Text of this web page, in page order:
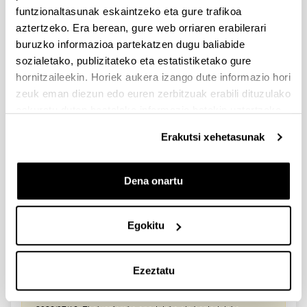
funtzionaltasunak eskaintzeko eta gure trafikoa
aztertzeko. Era berean, gure web orriaren erabilerari
buruzko informazioa partekatzen dugu baliabide
sozialetako, publizitateko eta estatistiketako gure
hornitzaileekin. Horiek aukera izango dute informazio hori
zeuk eman diezun edo euren zerbitzuak erabili dituzulako
Erakutsi xehetasunak
Dena onartu
Egokitu
Ezeztatu
2026/03/25. Onartutako eta baztertutako eskabideen behin-
behineko zerrendako akatsen zuzenketa - 2026/03/23-
Onartuak izan diren eta akatsen bat zuzendu behar duten
eskaeren behin-behineko zerrenda. Alegazioak aurkezteko
epea: 2026/03/24tik 2026/04/09rarte. (biak barne)
Zientzia, Teknologia eta Berrikuntza arloetako kultura
sustatzeko laguntzen deialdia (FECYT) 2026
Aurkezteko epea zabalik: 2026/07/01 - 2026/09/16 13:00
Dokumentazioa bidaltzeko barne-epea: bakarkako
2026/09/11
PROGRAMME 2027
IKERTZAILE DOKTOREAK UPV/EHUn KONTRATATZEKO
DEIALDIA (2026)
Izapide irekia (Eskaerak aurkezteko epea: 2026/06/03 - 2026/06/25
23:59)